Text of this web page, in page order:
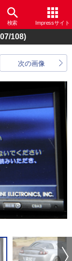
検索 Impressサイト
108)
次の画像